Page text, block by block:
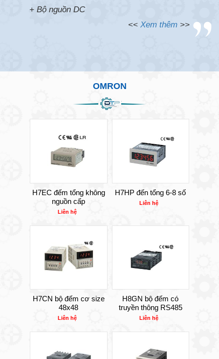
+ Bộ nguồn DC
<< Xem thêm >>
OMRON
H7EC đếm tổng không
nguồn cấp
Liên hệ
H7HP đến tổng 6-8 số
Liên hệ
H7CN bộ đếm cơ size
48x48
Liên hệ
H8GN bộ đếm có
truyền thông RS485
Liên hệ